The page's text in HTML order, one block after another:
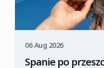
06 Aug 2026
Spanie po